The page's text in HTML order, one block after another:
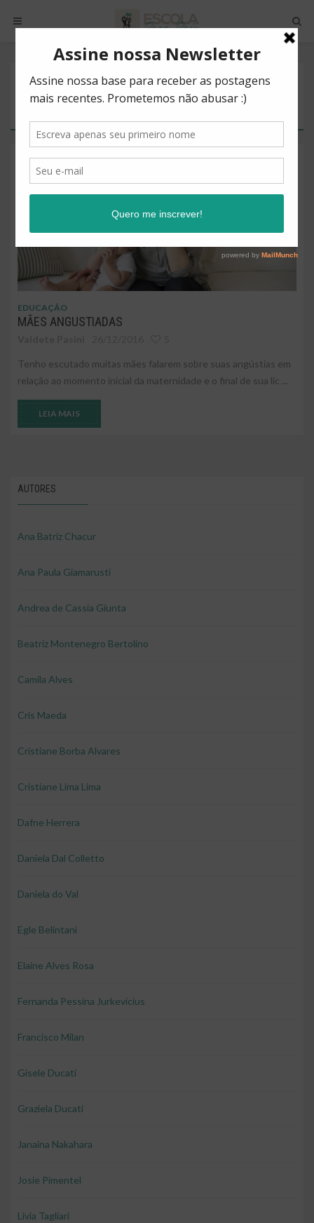
POSTS BY TAG
FICAR EM CASA
EDUCAÇÃO
MÃES ANGUSTIADAS
Tenho escutado muitas mães falarem sobre suas angústias em
relação ao momento inicial da maternidade e o final de sua lic ...
LEIA MAIS
AUTORES
Ana Batriz Chacur
Ana Paula Giamarusti
Andrea de Cassia Giunta
Beatriz Montenegro Bertolino
Camila Alves
Cris Maeda
Cristiane Borba Alvares
Cristiane Lima Lima
Dafne Herrera
Daniela Dal Colletto
Daniela do Val
Egle Belintani
Elaine Alves Rosa
Fernanda Pessina Jurkevicius
Francisco Milan
Gisele Ducati
Graziela Ducati
Janaina Nakahara
Josie Pimentel
Livia Tagliari